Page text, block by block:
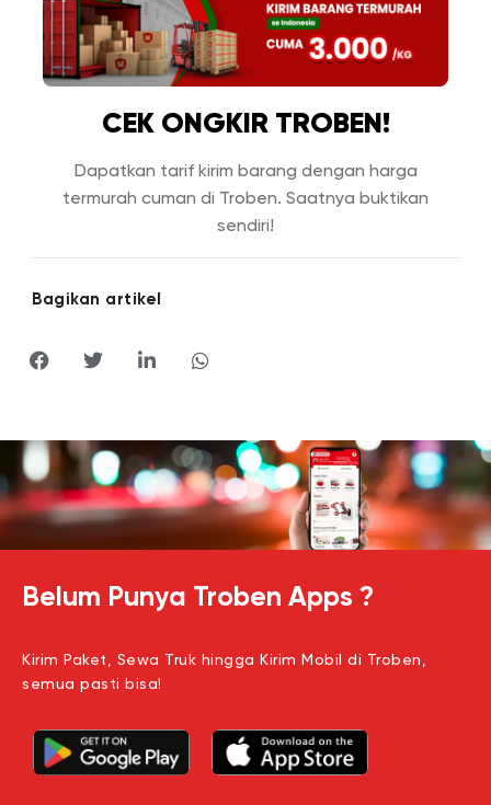
CEK ONGKIR TROBEN!
Dapatkan tarif kirim barang dengan harga
termurah cuman di Troben. Saatnya buktikan
sendiri!
Bagikan artikel
Belum Punya Troben Apps ?
Kirim Paket, Sewa Truk hingga Kirim Mobil di Troben,
semua pasti bisa!